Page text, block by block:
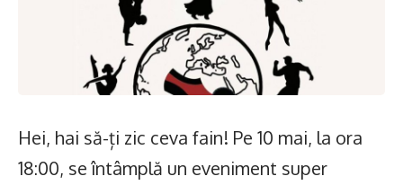
Hei, hai să-ți zic ceva fain! Pe 10 mai, la ora
18:00, se întâmplă un eveniment super